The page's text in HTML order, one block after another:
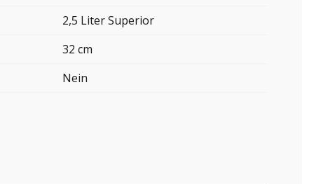
2,5 Liter Superior
32 cm
Nein